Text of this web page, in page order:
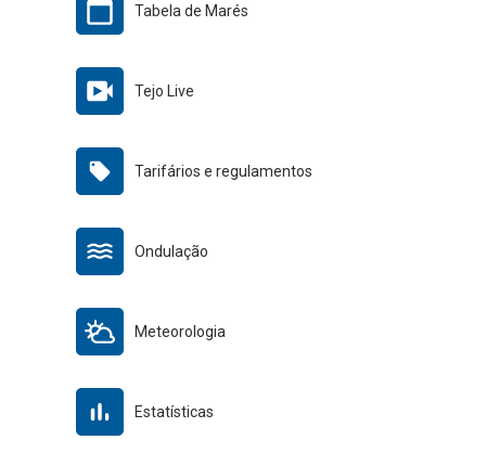
Tabela de Marés
Tejo Live
Tarifários e regulamentos
Ondulação
Meteorologia
Estatísticas